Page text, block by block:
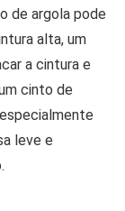
de argola pode
alta, um
a cintura e
cinto de
leve e